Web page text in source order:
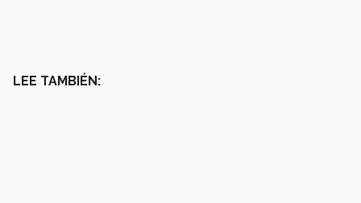
LEE TAMBIÉN: